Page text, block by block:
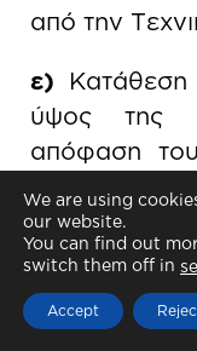
από την
ε) Κατάθεση
ύψος της
απόφαση του
παρόμοιες
οικονομική
χρηματική
We are using
our website.
You can find out
switch them off in
Accept